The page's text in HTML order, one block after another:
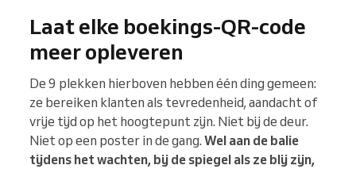
Laat elke boekings-QR-code
meer opleveren
De 9 plekken hierboven hebben één ding gemeen:
ze bereiken klanten als tevredenheid, aandacht of
vrije tijd op het hoogtepunt zijn. Niet bij de deur.
Niet op een poster in de gang. Wel aan de balie
tijdens het wachten, bij de spiegel als ze blij zijn,